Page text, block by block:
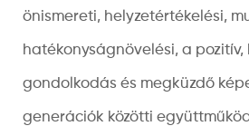
önismereti, helyzetértékelési,
hatékonyságnövelési, a
gondolkodás és megküzdő
generációk közötti